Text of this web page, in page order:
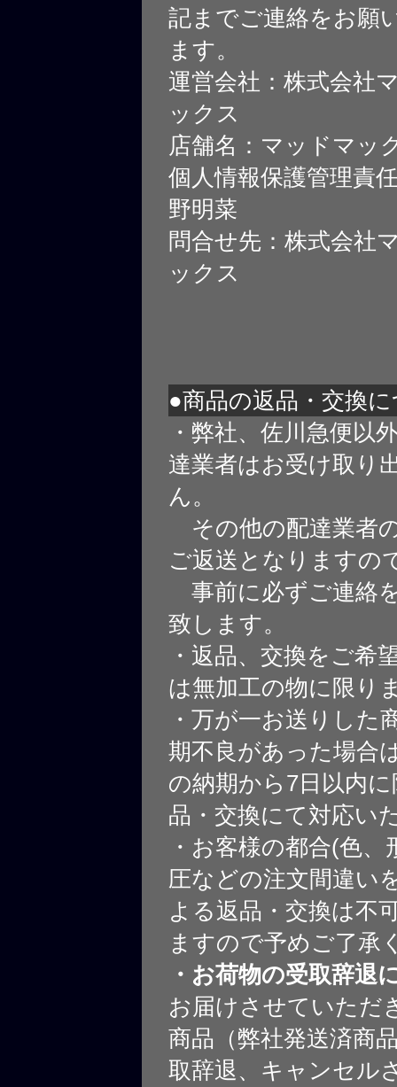
記までご連絡をお願
ます。
運営会社：株式会社
ックス
店舗名：マッドマッ
個人情報保護管理責
野明菜
問合せ先：株式会社
ックス
●商品の返品・交換
・弊社、佐川急便以
達業者はお受け取り
ん。
その他の配達業者
ご返送となりますの
事前に必ずご連絡
致します。
・返品、交換をご希
は無加工の物に限り
・万が一お送りした
期不良があった場合
の納期から7日以内
品・交換にて対応い
・お客様の都合(色、
圧などの注文間違い
よる返品・交換は不
ますので予めご了承
・お荷物の受取辞退
お届けさせていただ
商品（弊社発送済商
取辞退、キャンセル